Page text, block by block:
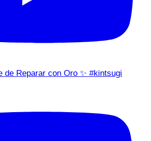
de Reparar con Oro ✨ #kintsugi